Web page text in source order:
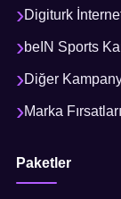
Digiturk
beIN Sports
Diğer
Marka Fırsatları
Paketler